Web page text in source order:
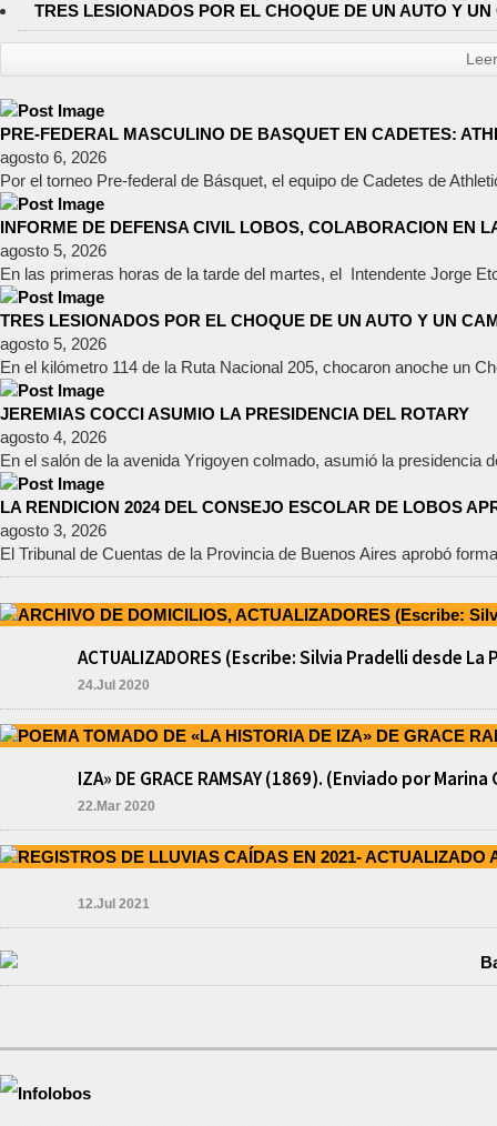
TRES LESIONADOS POR EL CHOQUE DE UN AUTO Y
PRE-FEDERAL MASCULINO DE BASQUET EN CADETES:
agosto 6, 2026
Por el torneo Pre-federal de Básquet, el equipo de Cadetes de
INFORME DE DEFENSA CIVIL LOBOS, COLABORACION EN
agosto 5, 2026
En las primeras horas de la tarde del martes, el Intendente Jorge
TRES LESIONADOS POR EL CHOQUE DE UN AUTO Y UN
agosto 5, 2026
En el kilómetro 114 de la Ruta Nacional 205, chocaron anoche un
JEREMIAS COCCI ASUMIO LA PRESIDENCIA DEL ROTARY
agosto 4, 2026
En el salón de la avenida Yrigoyen colmado, asumió la
LA RENDICION 2024 DEL CONSEJO ESCOLAR DE LOBOS
agosto 3, 2026
El Tribunal de Cuentas de la Provincia de Buenos Aires aprobó
ACTUALIZADORES (Escribe: Silvia Pradelli desde
24.Jul 2020
IZA» DE GRACE RAMSAY (1869). (Enviado por
22.Mar 2020
12.Jul 2021